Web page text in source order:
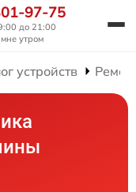
97-75
до 21:00
мне утром
устройств